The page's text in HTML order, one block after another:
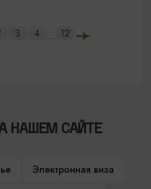
3 4 ... 12
НАШЕМ САЙТЕ
Электронная виза